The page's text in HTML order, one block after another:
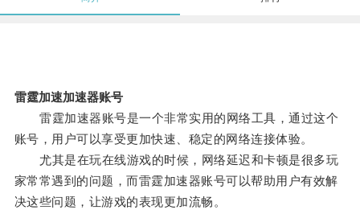
雷霆加速加速器账号
雷霆加速器账号是一个非常实用的网络工具，通过这个
账号，用户可以享受更加快速、稳定的网络连接体验。
尤其是在玩在线游戏的时候，网络延迟和卡顿是很多玩
家常常遇到的问题，而雷霆加速器账号可以帮助用户有效解
决这些问题，让游戏的表现更加流畅。